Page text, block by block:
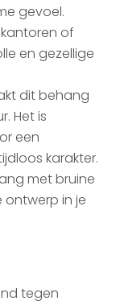
gevoel.
of
en gezellige
dit behang
Het is
een
karakter.
met bruine
in je
tegen